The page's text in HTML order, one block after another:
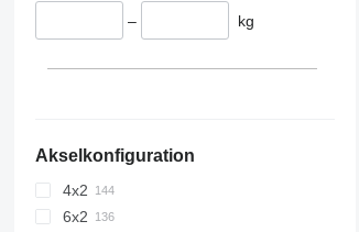
– kg
Akselkonfiguration
4x2
6x2